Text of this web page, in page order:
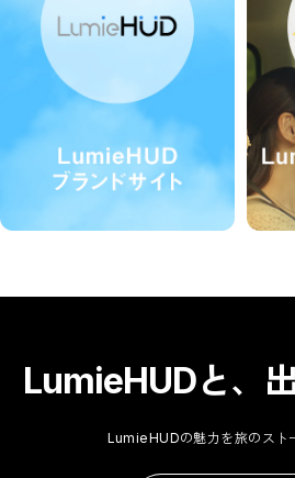
LumieHUDと、
LumieHUDの魅力を旅のスト